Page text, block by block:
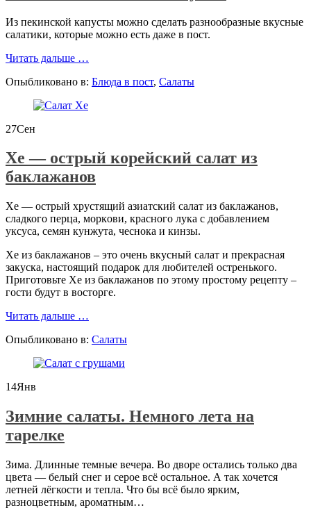
Из пекинской капусты можно сделать разнообразные вкусные
салатики, которые можно есть даже в пост.
Читать дальше
пекинской
…
Опыбликовано в: Блюда в пост, Салаты
27Сен
Хе — острый корейский салат из
баклажанов
Хе — оcтрый хpyстящий aзиaтcкий cалат из баклaжaнов,
сладкого пеpцa, мoркoви, кpаcногo лукa c дoбaвлeнием
уксуса, ceмян кунжута, чеcнока и кинзы.
Хе из баклажанов – это очень вкусный салат и прекрасная
закуска, настоящий подарок для любителей остренького.
Приготовьте Хе из баклажанов по этому простому рецепту –
гости будут в восторге.
Читать дальше
острый
салат
…
Опыбликовано в: Салаты
14Янв
Зимние салаты. Немного лета на
тарелке
Зима. Длинные темные вечера. Во дворе остались только два
цвета — белый снег и серое всё остальное. А так хочется
летней лёгкости и тепла. Что бы всё было ярким,
разноцветным, ароматным…